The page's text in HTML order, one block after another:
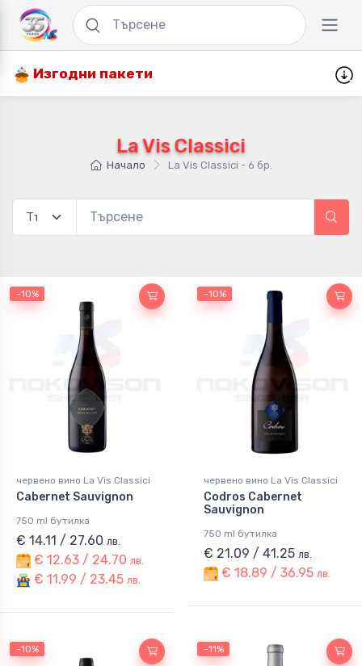
Изгодни пакети
La Vis Classici
Начало La Vis Classici - 6 бр.
-10%
червено вино La Vis Classici
Cabernet Sauvignon
750 ml бутилка
€ 14.11 / 27.60 лв.
€ 12.63 / 24.70 лв.
€ 11.99 / 23.45 лв.
-10%
червено вино La Vis Classici
Codros Cabernet
Sauvignon
750 ml бутилка
€ 21.09 / 41.25 лв.
€ 18.89 / 36.95 лв.
-10% -11%